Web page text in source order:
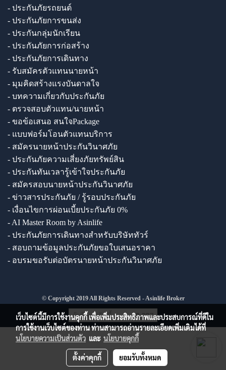
- ประกันภัยรถยนต์
- ประกันภัยการขนส่ง
- ประกันกลุ่มนักเรียน
- ประกันภัยการก่อสร้าง
- ประกันภัยการเดินทาง
- รับสมัครตัวแทนนายหน้า
- มุมคิดสร้างแรงบันดาลใจ
- บทความเกี่ยวกับประกันภัย
- ตรวจสอบตัวแทน/นายหน้า
- ขอข้อเสนอ สนใจPackage
- แบบฟอร์มโอนตัวแทนบริการ
- สมัครนายหน้าประกันวินาศภัย
- ประกันภัยความเสี่ยงภัยทรัพย์สิน
- ประกันทันเวลารู้เข้าใจประกันภัย
- สมัครสอบนายหน้าประกันวินาศภัย
- ข่าวสารประกันภัย / รู้รอบประกันภัย
- เงื่อนไขการผ่อนเบี้ยประกันภัย 0%
- AI Master Room by Asinlife
- ประกันภัยการเดินทางสำหรับบริษัททัวร์
- สอบถามข้อมูลประกันภัยขอใบเสนอราคา
- อบรมขอรับต่อบัตรนายหน้าประกันวินาศภัย
© Copyright 2019 All Rights Reserved - Asinlife Broker
ผู้เข้าชมวันนี้ 8,287
เว็บไซต์นี้มีการใช้งานคุกกี้ เพื่อเพิ่มประสิทธิภาพและประสบการณ์ที่ดีใน
การใช้งานเว็บไซต์ของท่าน ท่านสามารถอ่านรายละเอียดเพิ่มเติมได้ที่
นโยบายความเป็นส่วนตัว และ นโยบายคุกกี้
ตั้งค่าคุกกี้ ยอมรับทั้งหมด